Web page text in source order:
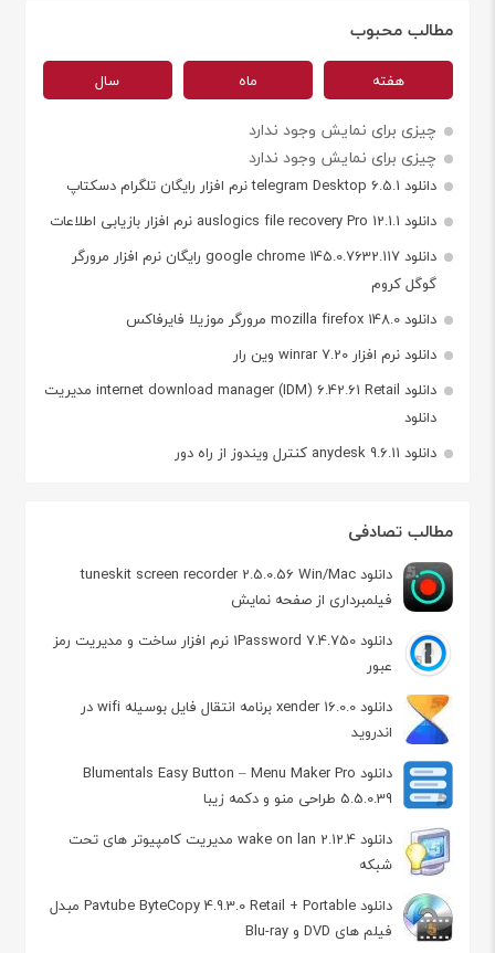
مطالب محبوب
هفته ماه سال
چیزی برای نمایش وجود ندارد
چیزی برای نمایش وجود ندارد
دانلود telegram Desktop 6.5.1 نرم افزار رایگان تلگرام دسکتاپ
دانلود auslogics file recovery Pro 12.1.1 نرم افزار بازیابی اطلاعات
دانلود google chrome 145.0.7632.117 رایگان نرم افزار مرورگر
گوگل کروم
دانلود mozilla firefox 148.0 مرورگر موزیلا فایرفاکس
دانلود نرم افزار winrar 7.20 وین رار
دانلود internet download manager (IDM) 6.42.61 Retail مدیریت
دانلود
دانلود anydesk 9.6.11 کنترل ویندوز از راه دور
مطالب تصادفی
دانلود tuneskit screen recorder 2.5.0.56 Win/Mac
فیلمبرداری از صفحه نمایش
دانلود 1Password 7.4.750 نرم افزار ساخت و مدیریت رمز
عبور
دانلود xender 16.0.0 برنامه انتقال فایل بوسیله wifi در
اندروید
دانلود Blumentals Easy Button – Menu Maker Pro
5.5.0.39 طراحی منو و دکمه زیبا
دانلود wake on lan 2.12.4 مدیریت کامپیوتر های تحت
شبکه
دانلود Pavtube ByteCopy 4.9.3.0 Retail + Portable مبدل
فیلم های DVD و Blu-ray